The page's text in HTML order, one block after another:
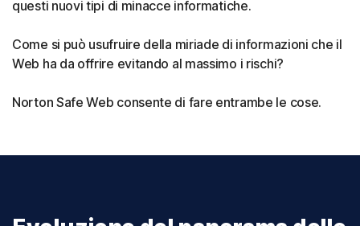
questi nuovi tipi di minacce informatiche.
Come si può usufruire della miriade di informazioni che il
Web ha da offrire evitando al massimo i rischi?
Norton Safe Web consente di fare entrambe le cose.